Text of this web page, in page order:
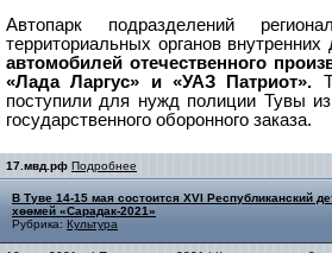
Автопарк подразделений
территориальных органов внутренних
автомобилей отечественного
«Лада Ларгус» и «УАЗ Патриот».
поступили для нужд полиции Тувы
государственного оборонного заказа.
17.мвд.рф Подробнее
В Туве 14-15 мая состоится XVI Республиканский
хөөмей «Сарадак-2021»
Рубрика: Культура